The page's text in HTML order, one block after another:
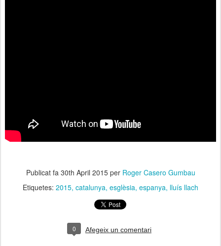
Publicat fa 30th April 2015per Roger Casero Gumbau
Etiquetes: 2015 catalunya esglèsia espanya lluís llach
0 Afegeix un comentari